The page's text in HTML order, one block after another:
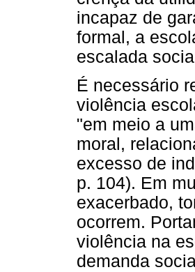
incapaz de
formal, a
escalada
É necessário
violência
"em meio a
moral,
excesso de
p. 104). Em
exacerbado,
ocorrem.
violência na
demanda